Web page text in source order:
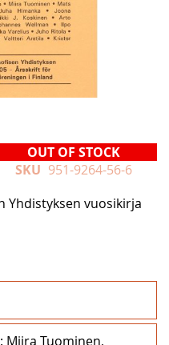
OUT OF STOCK
SKU 951-9264-56-6
Yhdistyksen vuosikirja
Miira Tuominen,